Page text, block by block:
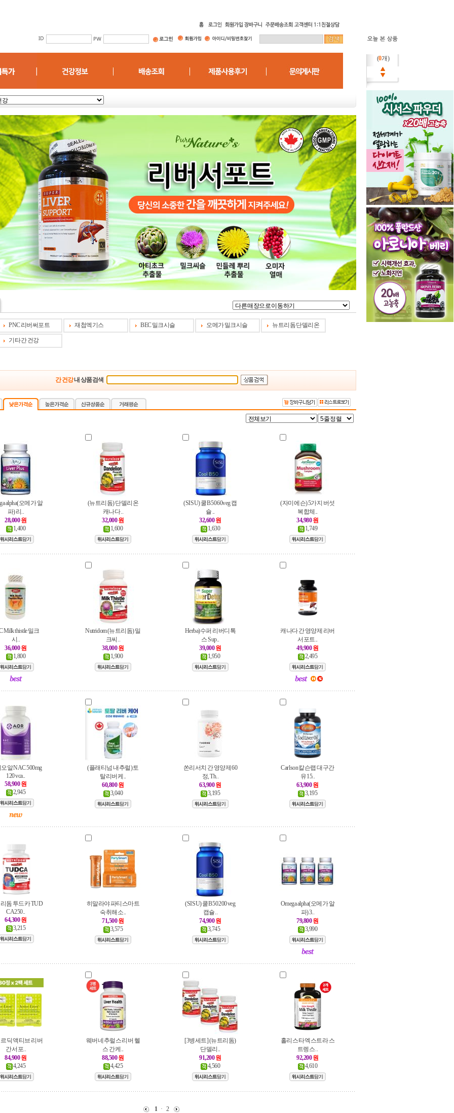
PNC 리버써포트 재첩엑기스 BEC 밀크시슬 오메가 밀크시슬 뉴트리돔 단델리온
기타 간 건강
간 건강내 상품검색
alpha(오메가 알
파) 리..
28,000원
1,400
(뉴트리돔) 단델리온
캐나다 ..
32,000원
1,600
(SISU) 쿨 B50 60veg 캡
슐 ..
32,600원
1,630
(자미에슨) 5가지 버섯
복합체..
34,980원
1,749
Milk thistle 밀크
시..
36,000원
1,800
Nutridom (뉴트리돔) 밀
크씨..
38,000원
1,900
Herba)수퍼 리버디톡
스 Sup..
39,000원
1,950
캐나다 간 영양제 리버
서포트..
49,900원
2,495
알 NAC 500mg
120 vca..
58,900원
2,945
(플래티넘 내추럴) 토
탈리버케..
60,800원
3,040
쏜리서치 간 영양제 60
정, Th..
63,900원
3,195
Carlson 칼슨랩 대구간
유 15..
63,900원
3,195
돔 투드카 TUD
CA 250..
64,300원
3,215
히말라야 파티스마트
숙취해소..
71,500원
3,575
(SISU) 쿨 B50 200 veg
캡슐..
74,900원
3,745
Omega alpha(오메가 알
파) 3..
79,800원
3,990
딕 액티브 리버
간 서포..
84,900원
4,245
웨버네추럴스 리버 헬
스 간 케..
88,500원
4,425
[3병세트] (뉴트리돔)
단델리..
91,200원
4,560
홀리스타 엑스트라 스
트렝스 ..
92,200원
4,610
1 · 2
(0개)